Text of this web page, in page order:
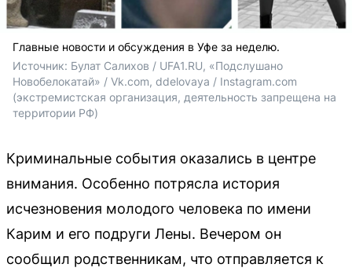
Главные новости и обсуждения в Уфе за неделю.
Источник: Булат Салихов / UFA1.RU, «Подслушано
Новобелокатай» / Vk.com, ddelovaya / Instagram.com
(экстремистская организация, деятельность запрещена на
территории РФ)
Криминальные события оказались в центре
внимания. Особенно потрясла история
исчезновения молодого человека по имени
Карим и его подруги Лены. Вечером он
сообщил родственникам, что отправляется к